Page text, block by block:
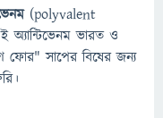
(polyvalent
অ্যান্টিভেনম ভারত ও
ফোর" সাপের বিষের জন্য